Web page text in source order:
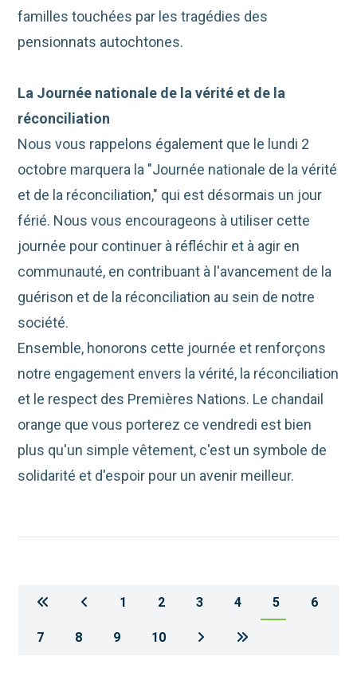
familles touchées par les tragédies des
pensionnats autochtones.
La Journée nationale de la vérité et de la
réconciliation
Nous vous rappelons également que le lundi 2
octobre marquera la "Journée nationale de la vérité
et de la réconciliation," qui est désormais un jour
férié. Nous vous encourageons à utiliser cette
journée pour continuer à réfléchir et à agir en
communauté, en contribuant à l'avancement de la
guérison et de la réconciliation au sein de notre
société.
Ensemble, honorons cette journée et renforçons
notre engagement envers la vérité, la réconciliation
et le respect des Premières Nations. Le chandail
orange que vous porterez ce vendredi est bien
plus qu'un simple vêtement, c'est un symbole de
solidarité et d'espoir pour un avenir meilleur.
1 2 3 4 5 6
7 8 9 10